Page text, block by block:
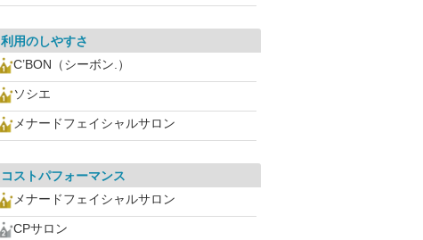
利用のしやすさ
C’BON（シーボン.）
ソシエ
メナードフェイシャルサロン
コストパフォーマンス
メナードフェイシャルサロン
CPサロン